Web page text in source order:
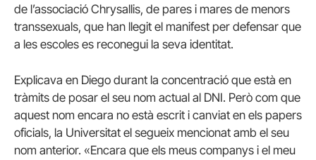
de l’associació Chrysallis, de pares i mares de menors
transsexuals, que han llegit el manifest per defensar que
a les escoles es reconegui la seva identitat.
Explicava en Diego durant la concentració que està en
tràmits de posar el seu nom actual al DNI. Però com que
aquest nom encara no està escrit i canviat en els papers
oficials, la Universitat el segueix mencionat amb el seu
nom anterior. «Encara que els meus companys i el meu